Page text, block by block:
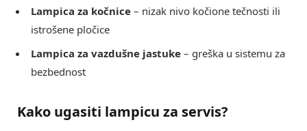
Lampica za kočnice – nizak nivo kočione tečnosti ili
istrošene pločice
Lampica za vazdušne jastuke – greška u sistemu za
bezbednost
Kako ugasiti lampicu za servis?